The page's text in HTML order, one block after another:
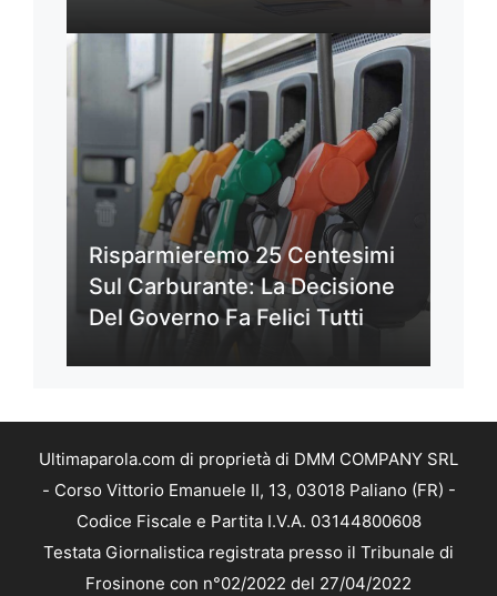
Risparmieremo 25 Centesimi
Sul Carburante: La Decisione
Del Governo Fa Felici Tutti
Ultimaparola.com di proprietà di DMM COMPANY SRL
- Corso Vittorio Emanuele II, 13, 03018 Paliano (FR) -
Codice Fiscale e Partita I.V.A. 03144800608
Testata Giornalistica registrata presso il Tribunale di
Frosinone con n°02/2022 del 27/04/2022